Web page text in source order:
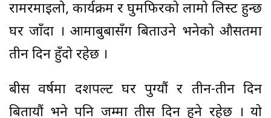
रामरमाइलो, कार्यक्रम र घुमफिरको लामो लिस्ट हुन्छ
घर जाँदा । आमाबुबासँग बिताउने भनेको औसतमा
तीन दिन हुँदो रहेछ ।
बीस वर्षमा दशपल्ट घर पुग्यौं र तीन-तीन दिन
बितायौं भने पनि जम्मा तीस दिन हुने रहेछ । यो